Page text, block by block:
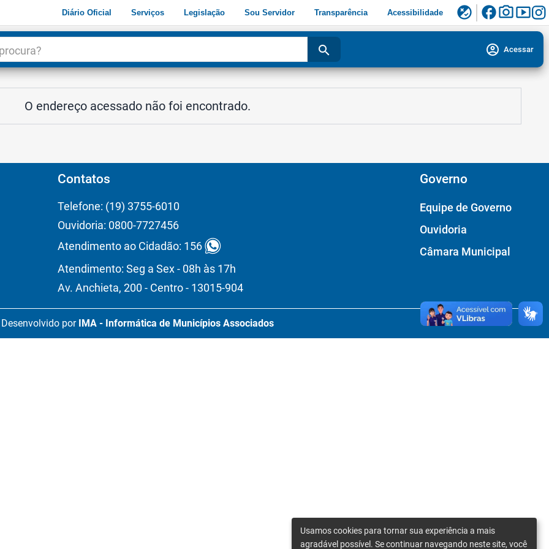
Diário Oficial Serviços Legislação Sou Servidor Transparência Acessibilidade flaky facebookphoto_camerasmart_display
search account_circle Acessar
O endereço acessado não foi encontrado.
Contatos
Telefone: (19) 3755-6010
Ouvidoria: 0800-7727456
Atendimento ao Cidadão: 156
Atendimento: Seg a Sex - 08h às 17h
Av. Anchieta, 200 - Centro - 13015-904
Governo
Equipe de Governo
Ouvidoria
Câmara Municipal
Desenvolvido por IMA - Informática de Municípios Associados
Usamos cookies para tornar sua experiência a mais
agradável possível. Se continuar navegando neste site, você